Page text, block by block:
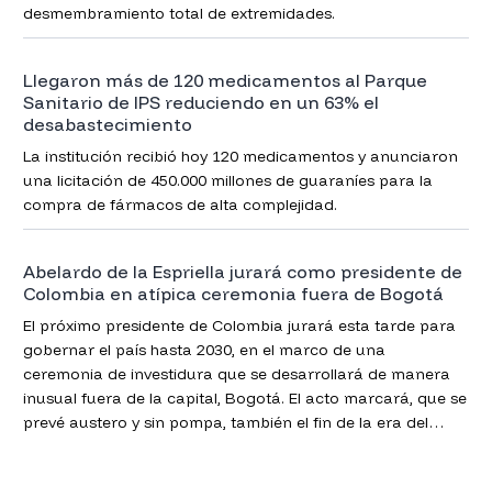
desmembramiento total de extremidades.
Llegaron más de 120 medicamentos al Parque
Sanitario de IPS reduciendo en un 63% el
desabastecimiento
La institución recibió hoy 120 medicamentos y anunciaron
una licitación de 450.000 millones de guaraníes para la
compra de fármacos de alta complejidad.
Abelardo de la Espriella jurará como presidente de
Colombia en atípica ceremonia fuera de Bogotá
El próximo presidente de Colombia jurará esta tarde para
gobernar el país hasta 2030, en el marco de una
ceremonia de investidura que se desarrollará de manera
inusual fuera de la capital, Bogotá. El acto marcará, que se
prevé austero y sin pompa, también el fin de la era del